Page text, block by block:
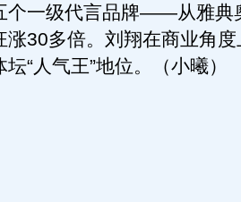
个一级代言品牌——从雅典
涨30多倍。刘翔在商业角
“人气王”地位。（小曦）